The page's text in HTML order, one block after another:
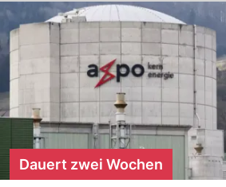
Dauert zwei Wochen